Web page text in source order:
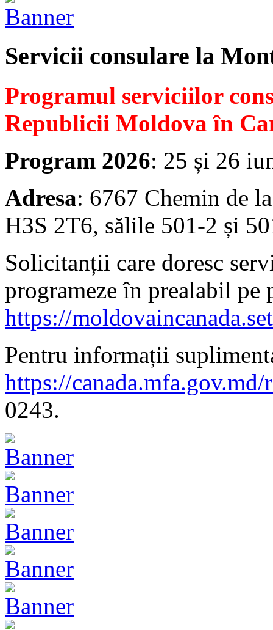
Servicii consulare la
Programul serviciilor
Republicii Moldova în
Program 2026: 25 și 26
Adresa: 6767 Chemin de
H3S 2T6, sălile 501-2 și
Solicitanții care doresc
programeze în prealabil pe
https://
Pentru informații
https://canada.mfa.gov.md/
0243.